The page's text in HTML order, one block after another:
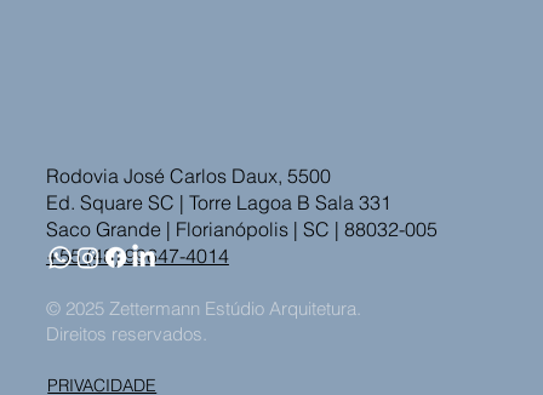
© 2025 Zettermann Estúdio Arquitetura.
Direitos reservados.
PRIVACIDADE
Rodovia José Carlos Daux, 5500
Ed. Square SC | Torre Lagoa B Sala 331
Saco Grande | Florianópolis | SC | 88032-005
+55 (48) 99647-4014